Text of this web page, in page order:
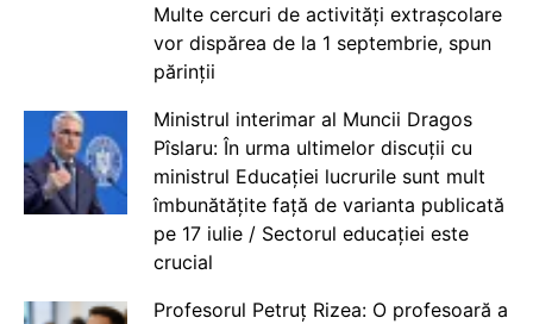
Multe cercuri de activități extrașcolare
vor dispărea de la 1 septembrie, spun
părinții
Ministrul interimar al Muncii Dragos
Pîslaru: În urma ultimelor discuții cu
ministrul Educației lucrurile sunt mult
îmbunătățite față de varianta publicată
pe 17 iulie / Sectorul educației este
crucial
Profesorul Petruț Rizea: O profesoară a